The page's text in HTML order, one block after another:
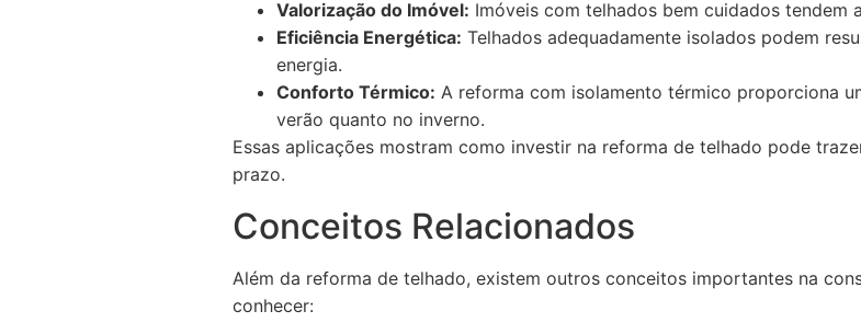
Valorização do Imóvel: Imóveis com telhados bem cuidados tendem
Eficiência Energética: Telhados adequadamente isolados podem
energia.
Conforto Térmico: A reforma com isolamento térmico proporciona
verão quanto no inverno.
Essas aplicações mostram como investir na reforma de telhado pode
prazo.
Conceitos Relacionados
Além da reforma de telhado, existem outros conceitos importantes na
conhecer: